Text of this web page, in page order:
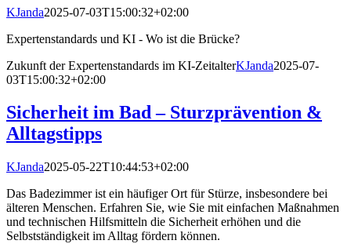
KJanda2025-07-03T15:00:32+02:00
Expertenstandards und KI - Wo ist die Brücke?
Zukunft der Expertenstandards im KI-ZeitalterKJanda2025-07-
03T15:00:32+02:00
Sicherheit im Bad – Sturzprävention &
Alltagstipps
KJanda2025-05-22T10:44:53+02:00
Das Badezimmer ist ein häufiger Ort für Stürze, insbesondere bei
älteren Menschen. Erfahren Sie, wie Sie mit einfachen Maßnahmen
und technischen Hilfsmitteln die Sicherheit erhöhen und die
Selbstständigkeit im Alltag fördern können.